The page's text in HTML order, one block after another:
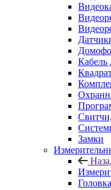
Кабель
Замки